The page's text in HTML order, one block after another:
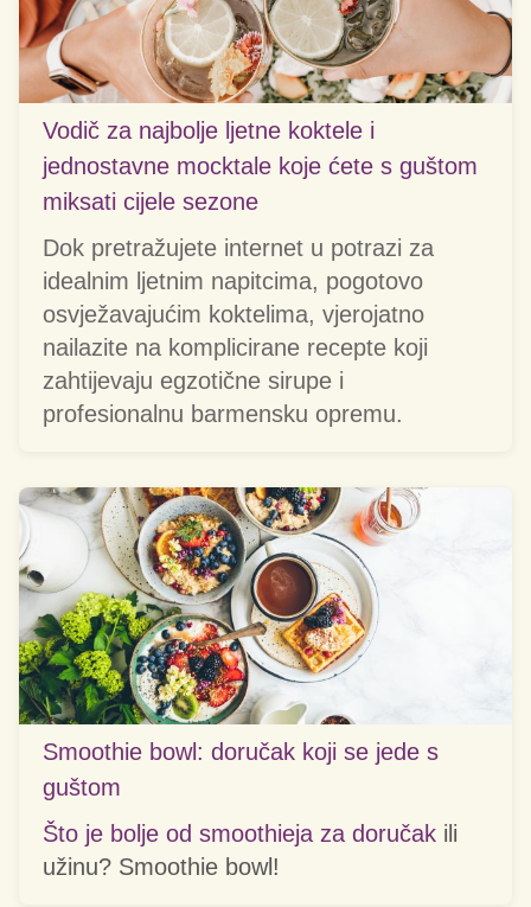
Vodič za najbolje ljetne koktele i
jednostavne mocktale koje ćete s guštom
miksati cijele sezone
Dok pretražujete internet u potrazi za
idealnim ljetnim napitcima, pogotovo
osvježavajućim koktelima, vjerojatno
nailazite na komplicirane recepte koji
zahtijevaju egzotične sirupe i
profesionalnu barmensku opremu.
Smoothie bowl: doručak koji se jede s
guštom
Što je bolje od smoothieja za doručak ili
užinu? Smoothie bowl!